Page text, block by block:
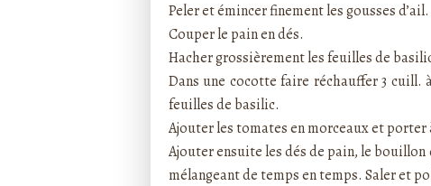
Peler et émincer finement les gousses d’ail.
Couper le pain en dés.
Hacher grossièrement les feuilles de
Dans une cocotte faire réchauffer 3
feuilles de basilic.
Ajouter les tomates en morceaux et
Ajouter ensuite les dés de pain, le
mélangeant de temps en temps. Saler et